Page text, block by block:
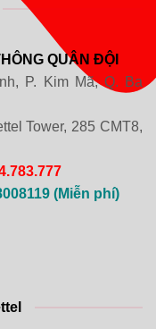
QUÂN ĐỘI
P. Kim Mã, Q. Ba
Tower, 285 CMT8,
(Miễn phí)